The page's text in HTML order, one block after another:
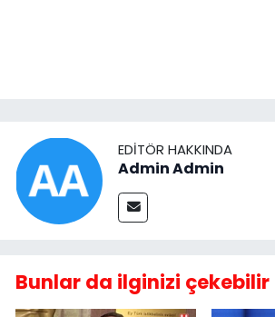
EDITÖR HAKKINDA
Admin Admin
Bunlar da ilginizi çekebilir